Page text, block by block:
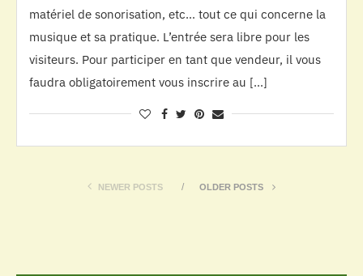
matériel de sonorisation, etc… tout ce qui concerne la
musique et sa pratique. L’entrée sera libre pour les
visiteurs. Pour participer en tant que vendeur, il vous
faudra obligatoirement vous inscrire au […]
NEWER POSTS OLDER POSTS